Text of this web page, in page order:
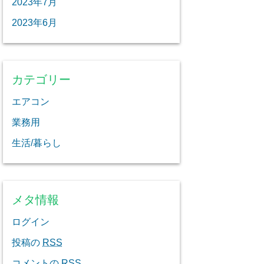
2023年6月
カテゴリー
エアコン
業務用
生活/暮らし
メタ情報
ログイン
投稿の RSS